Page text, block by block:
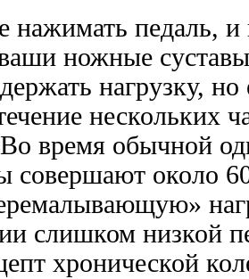
нажимать педаль,
ножные
нагрузку, но
нескольких
время обычной
совершают около
слишком низкой
хронической